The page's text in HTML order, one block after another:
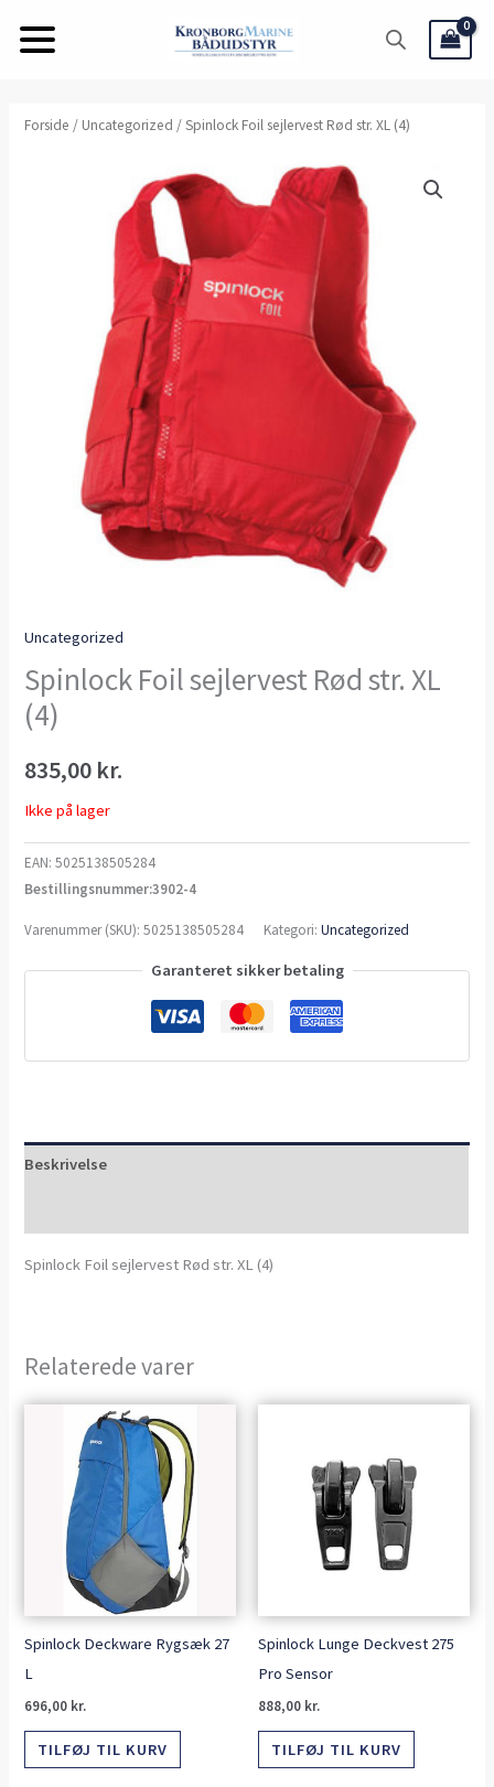
Forside / Uncategorized / Spinlock Foil sejlervest Rød str. XL (4)
Uncategorized
Spinlock Foil sejlervest Rød str. XL
(4)
835,00 kr.
Ikke på lager
EAN:5025138505284
Bestillingsnummer:3902-4
Varenummer (SKU):5025138505284 Kategori:Uncategorized
Garanteret sikker betaling
Beskrivelse
Spinlock Foil sejlervest Rød str. XL (4)
Relaterede varer
Spinlock Deckware Rygsæk 27
L
696,00 kr.
TILFØJ TIL KURV
Spinlock Lunge Deckvest 275
Pro Sensor
888,00 kr.
TILFØJ TIL KURV